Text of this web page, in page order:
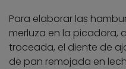
Para elaborar las
merluza en la picadora,
troceada, el diente de
de pan remojada en